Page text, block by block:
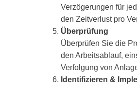
Verzögerungen für
den Zeitverlust pro
Überprüfung
Überprüfen Sie die
den Arbeitsablauf,
Verfolgung von
Identifizieren &